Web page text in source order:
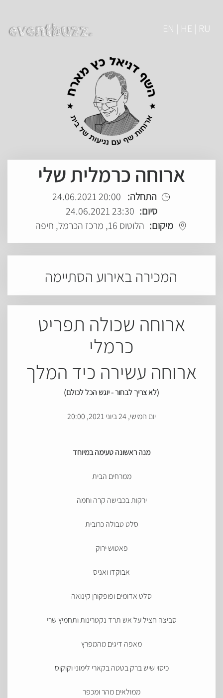
EN | HE | RU
ארוחה כרמלית שלי
התחלה: 20:00 24.06.2021
סיום: 23:30 24.06.2021
מיקום: הלוטוס 16, מרכז הכרמל, חיפה
המכירה באירוע הסתיימה
ארוחה שכולה תפריט
כרמלי
ארוחה עשירה כיד המלך
(לא צריך לבחור - יוגש הכל לכולם)
יום חמישי, 24 ביוני 2021, 20:00
מנה ראשונה טעימה במיוחד
ממרחים הבית
ירקות בכבישה קרה וחמה
סלט טבולה כרובית
פאטוש ירוק
אבוקדו ואניס
סלט אדומים ופופקורן קינואה
סביצה חציל על אש תרד נקטרינות ותחמיץ שרי
מאפה דיגים מהמפרץ
כיסוי שיש ברק בטטה בקארי לימוני וקוקוס
ממולאים מהר ומכפר